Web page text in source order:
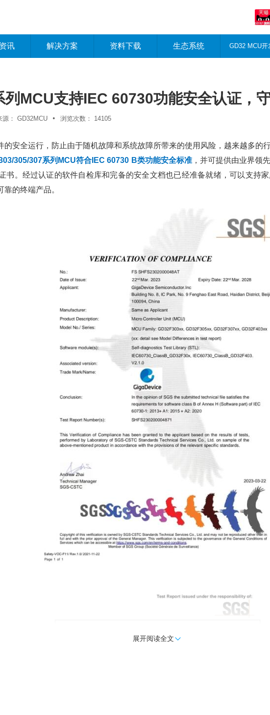
讯 解决方案 资料下载 生态系统 GD32 MCU开
MCU支持IEC 60730功能安全认证，
源： GD32MCU • 浏览次数： 14105
的安全运行，防止由于随机故障和系统故障所带来的使用风险，越来越多的
305/307系列MCU符合IEC 60730 B类功能安全标准，并可提供由业界领
书。经过认证的软件自检库和完备的安全文档也已经准备就绪，可以支持
的终端产品。
展开阅读全文